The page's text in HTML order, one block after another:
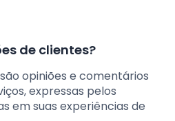
de clientes?
opiniões e comentários
expressas pelos
em suas experiências de